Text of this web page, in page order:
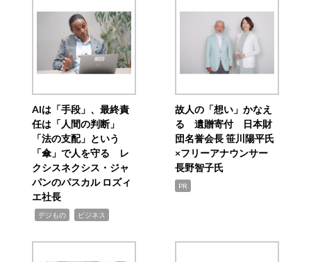
AIは「手段」、最終責
任は「人間の判断」
「法の支配」という
「傘」で人を守る レ
クシスネクシス・ジャ
パンのパスカル ロズィ
エ社長
デジもの ビジネス
故人の「想い」かなえ
る 遺贈寄付 日本財
団名誉会長 笹川陽平氏
×フリーアナウンサー
長野智子氏
PR